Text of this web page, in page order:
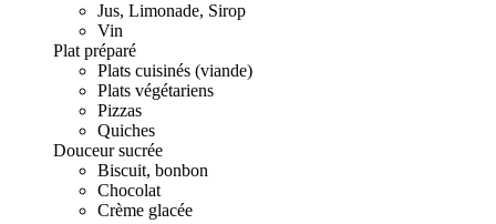
Jus, Limonade, Sirop
Vin
Plat préparé
Plats cuisinés (viande)
Plats végétariens
Pizzas
Quiches
Douceur sucrée
Biscuit, bonbon
Chocolat
Crème glacée